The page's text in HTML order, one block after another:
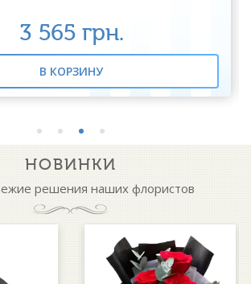
3 565 грн.
В КОРЗИНУ
НОВИНКИ
решения наших флористов